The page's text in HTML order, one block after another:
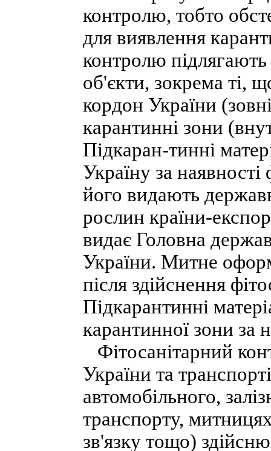
контролю, тобто
для виявлення
контролю підлягають
об'єкти, зокрема ті,
кордон України
карантинні зони
Підкаран-тинні
Україну за
його видають
рослин країни-
видає Головна
України. Митне
після здійснення
Підкарантинні
карантинної зони за
Фітосанітарний
України та
автомобільного,
транспорту,
зв'язку тощо)